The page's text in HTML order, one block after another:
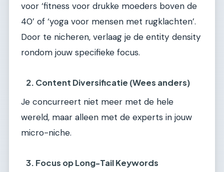
voor ‘fitness voor drukke moeders boven de
40’ of ‘yoga voor mensen met rugklachten’.
Door te nicheren, verlaag je de entity density
rondom jouw specifieke focus.
2. Content Diversificatie (Wees anders)
Je concurreert niet meer met de hele
wereld, maar alleen met de experts in jouw
micro-niche.
3. Focus op Long-Tail Keywords